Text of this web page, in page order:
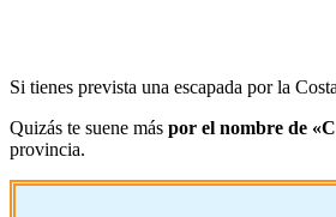
Si tienes prevista una escapada por la
Quizás te suene más por el nombre de
provincia.